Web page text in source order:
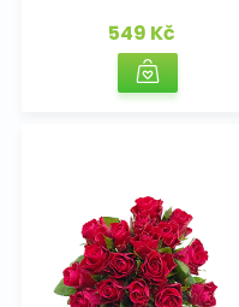
549 Kč